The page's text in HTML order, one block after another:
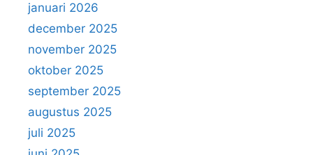
januari 2026
december 2025
november 2025
oktober 2025
september 2025
augustus 2025
juli 2025